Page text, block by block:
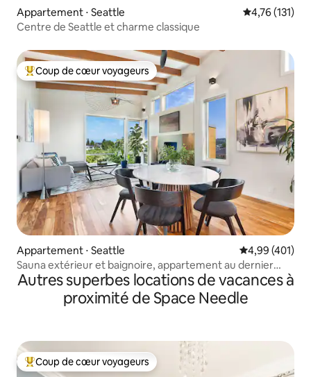
Appartement ⋅ Seattle Évaluation
4,76 (131)
Centre de Seattle et charme classique
Coups de cœur voyageurs les plus appréciés
Coup de cœur voyageurs
Appartement ⋅ Seattle Évaluation
4,99 (401)
Sauna extérieur et baignoire, appartement au dernier
étage
Autres superbes locations de vacances à
proximité de Space Needle
Coups de cœur voyageurs les plus appréciés
Coup de cœur voyageurs